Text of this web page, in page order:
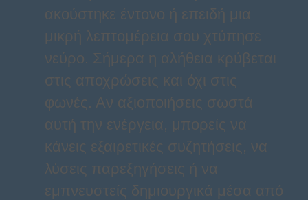
ακούστηκε έντονο ή επειδή μια
μικρή λεπτομέρεια σου χτύπησε
νεύρο. Σήμερα η αλήθεια κρύβεται
στις αποχρώσεις και όχι στις
φωνές. Αν αξιοποιήσεις σωστά
αυτή την ενέργεια, μπορείς να
κάνεις εξαιρετικές συζητήσεις, να
λύσεις παρεξηγήσεις ή να
εμπνευστείς δημιουργικά μέσα από